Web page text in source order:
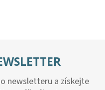
newsletteru a získejte